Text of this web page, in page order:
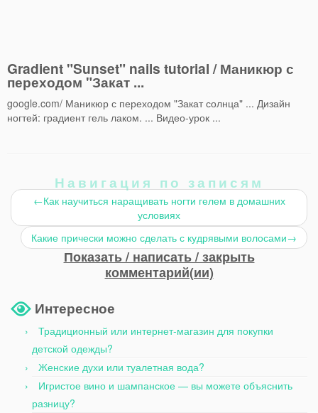
Gradient "Sunset" nails tutorial / Маникюр с
переходом "Закат ...
google.com/ Маникюр с переходом "Закат солнца" ... Дизайн
ногтей: градиент гель лаком. ... Видео-урок ...
Навигация по записям
←Как научиться наращивать ногти гелем в домашних
условиях
Какие прически можно сделать с кудрявыми волосами→
Показать / написать / закрыть
комментарий(ии)
Интересное
Традиционный или интернет-магазин для покупки
детской одежды?
Женские духи или туалетная вода?
Игристое вино и шампанское — вы можете объяснить
разницу?